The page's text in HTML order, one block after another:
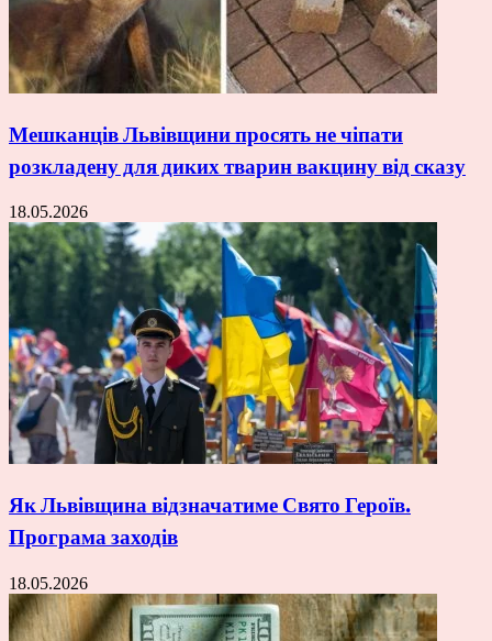
Мешканців Львівщини просять не чіпати
розкладену для диких тварин вакцину від сказу
18.05.2026
Як Львівщина відзначатиме Свято Героїв.
Програма заходів
18.05.2026